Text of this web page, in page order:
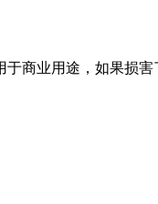
商业用途，如果损害